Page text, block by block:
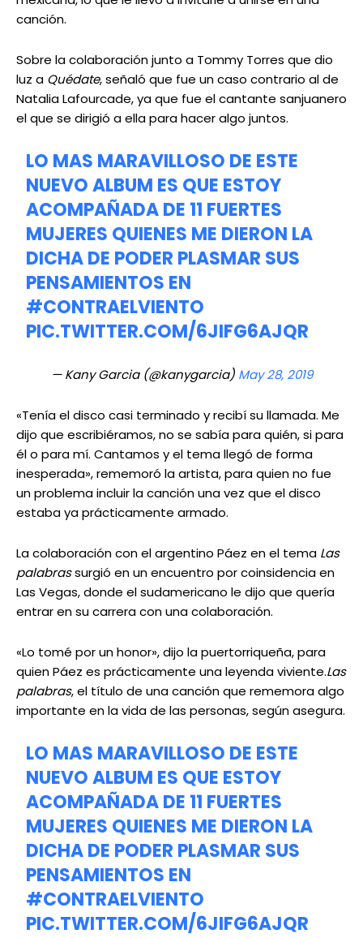
canción.
Sobre la colaboración junto a Tommy Torres que dio
luz a Quédate, señaló que fue un caso contrario al de
Natalia Lafourcade, ya que fue el cantante sanjuanero
el que se dirigió a ella para hacer algo juntos.
LO MAS MARAVILLOSO DE ESTE
NUEVO ALBUM ES QUE ESTOY
ACOMPAÑADA DE 11 FUERTES
MUJERES QUIENES ME DIERON LA
DICHA DE PODER PLASMAR SUS
PENSAMIENTOS EN
#CONTRAELVIENTO
PIC.TWITTER.COM/6JIFG6AJQR
— Kany Garcia (@kanygarcia) May 28, 2019
«Tenía el disco casi terminado y recibí su llamada. Me
dijo que escribiéramos, no se sabía para quién, si para
él o para mí. Cantamos y el tema llegó de forma
inesperada», rememoró la artista, para quien no fue
un problema incluir la canción una vez que el disco
estaba ya prácticamente armado.
La colaboración con el argentino Páez en el tema Las
palabrassurgió en un encuentro por coinsidencia en
Las Vegas, donde el sudamericano le dijo que quería
entrar en su carrera con una colaboración.
«Lo tomé por un honor», dijo la puertorriqueña, para
quien Páez es prácticamente una leyenda viviente.Las
palabras, el título de una canción que rememora algo
importante en la vida de las personas, según asegura.
LO MAS MARAVILLOSO DE ESTE
NUEVO ALBUM ES QUE ESTOY
ACOMPAÑADA DE 11 FUERTES
MUJERES QUIENES ME DIERON LA
DICHA DE PODER PLASMAR SUS
PENSAMIENTOS EN
#CONTRAELVIENTO
PIC.TWITTER.COM/6JIFG6AJQR